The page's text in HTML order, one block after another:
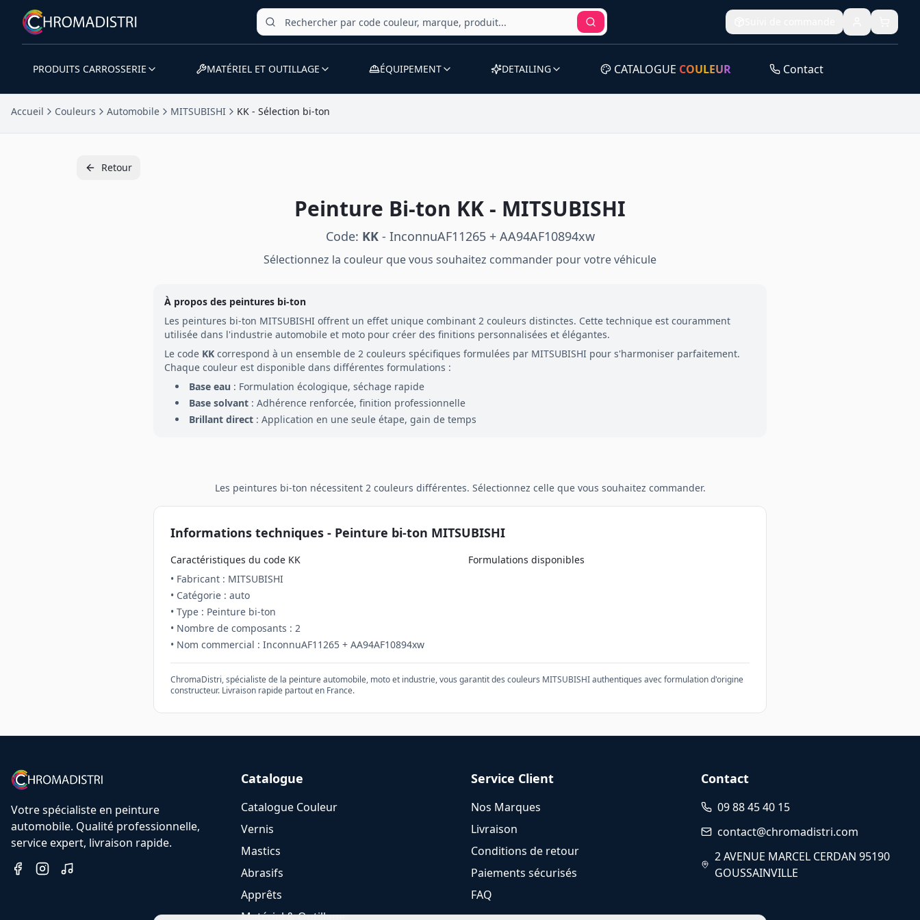
PRODUITS CARROSSERIE MATÉRIEL ET OUTILLAGE ÉQUIPEMENT DETAILING CATALOGUE COULEUR Contact
Accueil Couleurs Automobile MITSUBISHI KK - Sélection bi-ton
Retour
Peinture Bi-ton KK - MITSUBISHI
Code: KK- InconnuAF11265 + AA94AF10894xw
Sélectionnez la couleur que vous souhaitez commander pour votre véhicule
À propos des peintures bi-ton
Les peintures bi-ton MITSUBISHI offrent un effet unique combinant 2 couleurs distinctes. Cette technique est couramment
utilisée dans l'industrie automobile et moto pour créer des finitions personnalisées et élégantes.
Le code KK correspond à un ensemble de 2 couleurs spécifiques formulées par MITSUBISHI pour s'harmoniser parfaitement.
Chaque couleur est disponible dans différentes formulations :
Base eau : Formulation écologique, séchage rapide
Base solvant : Adhérence renforcée, finition professionnelle
Brillant direct : Application en une seule étape, gain de temps
Les peintures bi-ton nécessitent 2couleurs différentes. Sélectionnez celle que vous souhaitez commander.
Informations techniques - Peinture bi-ton MITSUBISHI
Caractéristiques du code KK
• Fabricant : MITSUBISHI
• Catégorie : auto
• Type : Peinture bi-ton
• Nombre de composants : 2
• Nom commercial : InconnuAF11265 + AA94AF10894xw
Formulations disponibles
ChromaDistri, spécialiste de la peinture automobile, moto et industrie, vous garantit des couleurs MITSUBISHIauthentiques avec formulation d'origine
constructeur. Livraison rapide partout en France.
Votre spécialiste en peinture
automobile. Qualité professionnelle,
service expert, livraison rapide.
Catalogue
Catalogue Couleur
Vernis
Mastics
Abrasifs
Apprêts
Matériel & Outillage
Service Client
Nos Marques
Livraison
Conditions de retour
Paiements sécurisés
FAQ
Contact
09 88 45 40 15
contact@chromadistri.com
2 AVENUE MARCEL CERDAN 95190
GOUSSAINVILLE